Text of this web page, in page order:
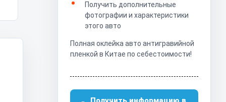
Получить дополнительные
фотографии и характеристики
этого авто
Полная оклейка авто антигравийной
пленкой в Китае по себестоимости!